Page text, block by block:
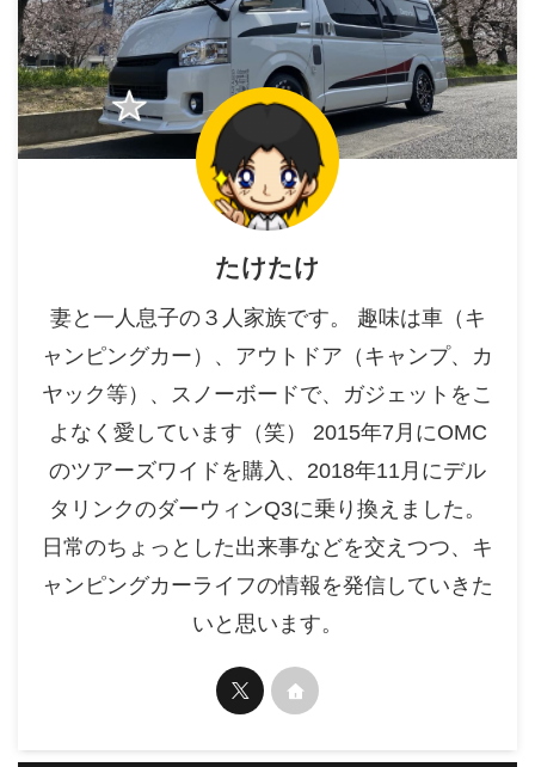
たけたけ
妻と一人息子の３人家族です。 趣味は車（キ
ャンピングカー）、アウトドア（キャンプ、カ
ヤック等）、スノーボードで、ガジェットをこ
よなく愛しています（笑） 2015年7月にOMC
のツアーズワイドを購入、2018年11月にデル
タリンクのダーウィンQ3に乗り換えました。
日常のちょっとした出来事などを交えつつ、キ
ャンピングカーライフの情報を発信していきた
いと思います。